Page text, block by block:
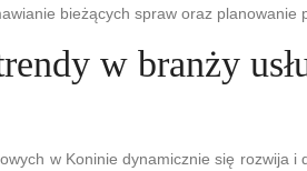
bieżących spraw oraz planowanie
w branży
w Koninie dynamicznie się rozwija